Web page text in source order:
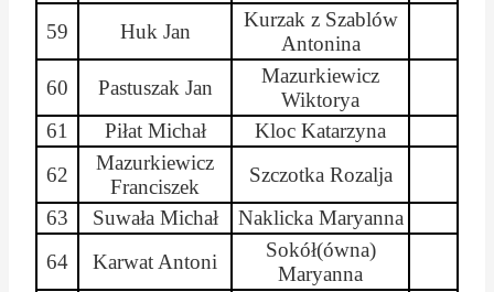
59
Huk Jan
Kurzak z Szablów
Antonina
60
Pastuszak Jan
Mazurkiewicz
Wiktorya
61
Piłat Michał
Kloc Katarzyna
62
Mazurkiewicz
Franciszek
Szczotka Rozalja
63
Suwała Michał Naklicka Maryanna
64
Karwat Antoni
Sokół(ówna)
Maryanna